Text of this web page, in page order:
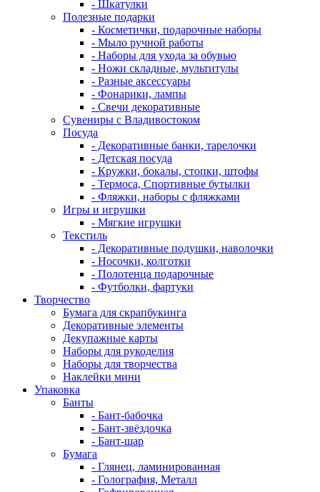
- Шкатулки
Полезные подарки
- Косметички, подарочные наборы
- Мыло ручной работы
- Наборы для ухода за обувью
- Ножи складные, мультитулы
- Разные аксессуары
- Фонарики, лампы
- Свечи декоративные
Сувениры с Владивостоком
Посуда
- Декоративные банки, тарелочки
- Детская посуда
- Кружки, бокалы, стопки, штофы
- Термоса, Спортивные бутылки
- Фляжки, наборы с фляжками
Игры и игрушки
- Мягкие игрушки
Текстиль
- Декоративные подушки, наволочки
- Носочки, колготки
- Полотенца подарочные
- Футболки, фартуки
Творчество
Бумага для скрапбукинга
Декоративные элементы
Декупажные карты
Наборы для рукоделия
Наборы для творчества
Наклейки мини
Упаковка
Банты
- Бант-бабочка
- Бант-звёздочка
- Бант-шар
Бумага
- Глянец, ламинированная
- Голография, Металл